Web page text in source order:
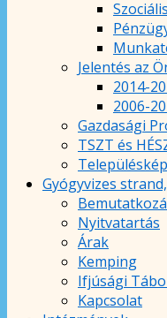
Jelentés az
2014-
2006-
Gazdasági
TSZT és
Gyógyvizes
Nyitvatartás
Árak
Kemping
Ifjúsági
Kapcsolat